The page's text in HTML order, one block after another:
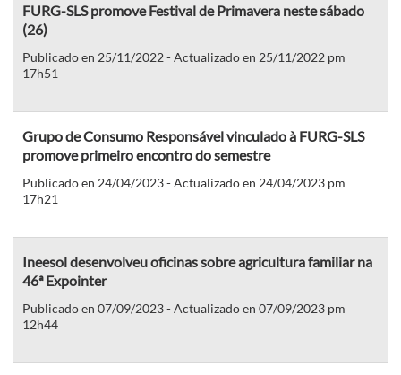
FURG-SLS promove Festival de Primavera neste sábado
(26)
Publicado en 25/11/2022 - Actualizado en 25/11/2022 pm
17h51
Grupo de Consumo Responsável vinculado à FURG-SLS
promove primeiro encontro do semestre
Publicado en 24/04/2023 - Actualizado en 24/04/2023 pm
17h21
Ineesol desenvolveu oficinas sobre agricultura familiar na
46ª Expointer
Publicado en 07/09/2023 - Actualizado en 07/09/2023 pm
12h44